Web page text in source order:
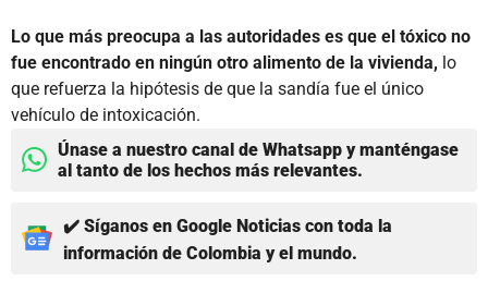
Lo que más preocupa a las autoridades es que el tóxico no
fue encontrado en ningún otro alimento de la vivienda, lo
que refuerza la hipótesis de que la sandía fue el único
vehículo de intoxicación.
Únase a nuestro canal de Whatsapp y manténgase
al tanto de los hechos más relevantes.
✔️ Síganos en Google Noticias con toda la
información de Colombia y el mundo.